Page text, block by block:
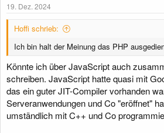
19. Dez. 2024
Hoffi schrieb:
Ich bin halt der Meinung das PHP
Könnte ich über JavaScript auch
schreiben. JavaScript hatte quasi mit
das ein guter JIT-Compiler vorhanden
Serveranwendungen und Co "eröffnet"
umständlich mit C++ und Co